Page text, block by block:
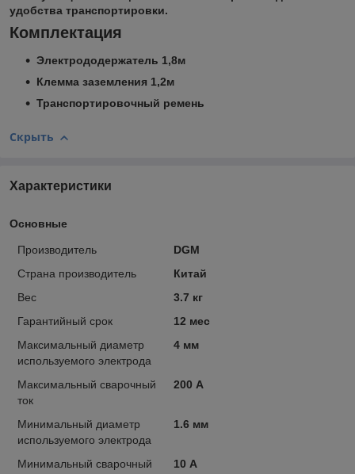
удобства транспортировки.
Комплектация
Электрододержатель 1,8м
Клемма заземления 1,2м
Транспортировочный ремень
Скрыть
Характеристики
Основные
Производитель
DGM
Страна производитель
Китай
Вес
3.7 кг
Гарантийный срок
12 мес
Максимальный диаметр
используемого электрода
4 мм
Максимальный сварочный
ток
200 А
Минимальный диаметр
используемого электрода
1.6 мм
Минимальный сварочный
10 А